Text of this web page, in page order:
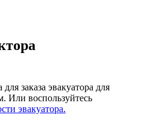
заказа эвакуатора для
Или воспользуйтесь
эвакуатора.